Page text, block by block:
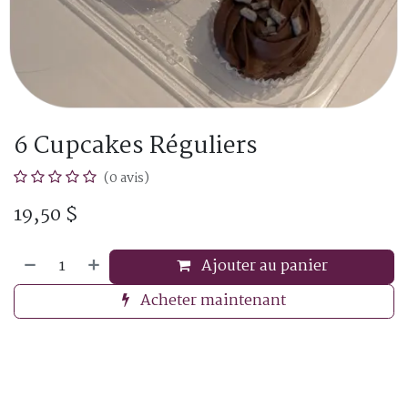
6 Cupcakes Réguliers
(0 avis)
19,50 $
Ajouter au panier
Acheter maintenant